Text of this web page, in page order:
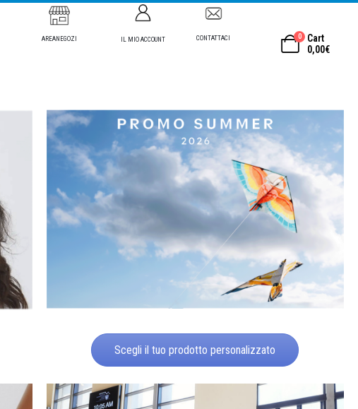
AREANEGOZI IL MIO ACCOUNT CONTATTACI 0
Cart
0,00€
Scegli il tuo prodotto personalizzato